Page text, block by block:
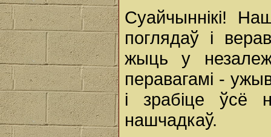
Суайчыннікі!
поглядаў і
жыць у
перавагамі -
і зрабіце ўсё
нашчадкаў.